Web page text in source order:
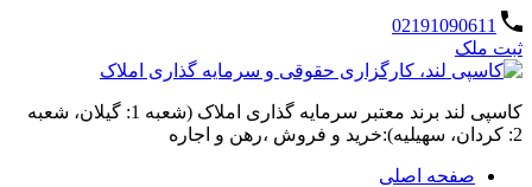
02191090611
ثبت ملک
کاسپی لند برند معتبر سرمایه گذاری املاک (شعبه 1: گیلان، شعبه
2: کردان، سهیلیه):خرید و فروش ،رهن و اجاره
صفحه اصلی